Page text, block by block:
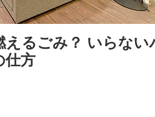
るごみ？ いらない
仕方